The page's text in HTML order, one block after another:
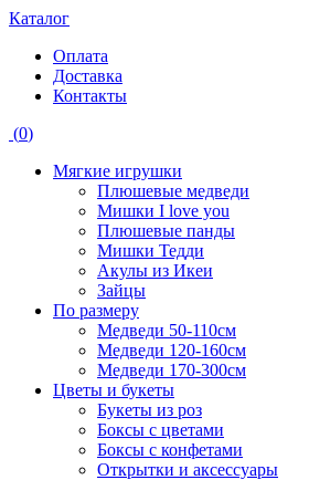
Каталог
Оплата
Доставка
Контакты
(0)
Мягкие игрушки
Плюшевые медведи
Мишки I love you
Плюшевые панды
Мишки Тедди
Акулы из Икеи
Зайцы
По размеру
Медведи 50-110см
Медведи 120-160см
Медведи 170-300см
Цветы и букеты
Букеты из роз
Боксы с цветами
Боксы с конфетами
Открытки и аксессуары